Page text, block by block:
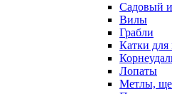
Садовый
Вилы
Грабли
Катки для
Лопаты
Метлы,